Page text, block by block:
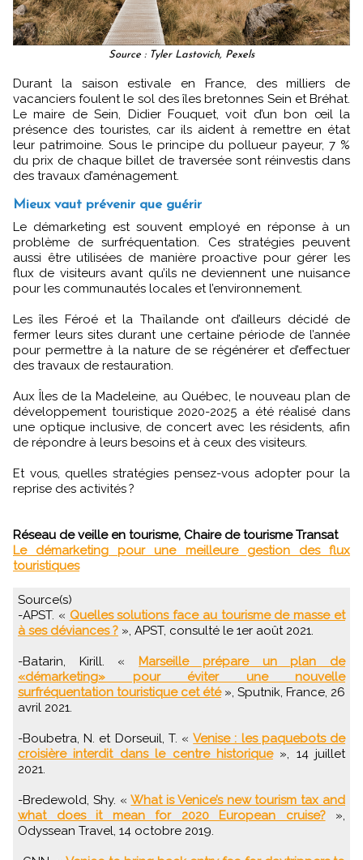
Source : Tyler Lastovich, Pexels
Durant la saison estivale en France, des milliers de
vacanciers foulent le sol des îles bretonnes Sein et Bréhat.
Le maire de Sein, Didier Fouquet, voit d’un bon œil la
présence des touristes, car ils aident à remettre en état
leur patrimoine. Sous le principe du pollueur payeur, 7 %
du prix de chaque billet de traversée sont réinvestis dans
des travaux d’aménagement.
Mieux vaut prévenir que guérir
Le démarketing est souvent employé en réponse à un
problème de surfréquentation. Ces stratégies peuvent
aussi être utilisées de manière proactive pour gérer les
flux de visiteurs avant qu’ils ne deviennent une nuisance
pour les communautés locales et l’environnement.
Les îles Féroé et la Thaïlande ont d’ailleurs décidé de
fermer leurs sites durant une certaine période de l’année
pour permettre à la nature de se régénérer et d’effectuer
des travaux de restauration.
Aux Îles de la Madeleine, au Québec, le nouveau plan de
développement touristique 2020-2025 a été réalisé dans
une optique inclusive, de concert avec les résidents, afin
de répondre à leurs besoins et à ceux des visiteurs.
Et vous, quelles stratégies pensez-vous adopter pour la
reprise des activités ?
Réseau de veille en tourisme, Chaire de tourisme Transat
Le démarketing pour une meilleure gestion des flux
touristiques
Source(s)
-APST. « Quelles solutions face au tourisme de masse et
à ses déviances ? », APST, consulté le 1er août 2021.
-Batarin, Kirill. « Marseille prépare un plan de
«démarketing» pour éviter une nouvelle
surfréquentation touristique cet été», Sputnik, France, 26
avril 2021.
-Boubetra, N. et Dorseuil, T. «Venise : les paquebots de
croisière interdit dans le centre historique», 14 juillet
2021.
-Bredewold, Shy. «What is Venice’s new tourism tax and
what does it mean for 2020 European cruise?»,
Odyssean Travel, 14 octobre 2019.